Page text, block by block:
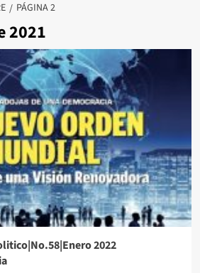
PÁGINA 2
2021
2022